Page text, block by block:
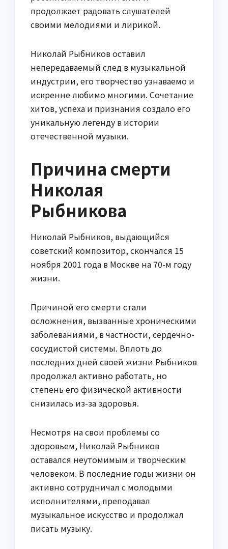
продолжает радовать слушателей
своими мелодиями и лирикой.
Николай Рыбников оставил
непередаваемый след в музыкальной
индустрии, его творчество узнаваемо и
искренне любимо многими. Сочетание
хитов, успеха и признания создало его
уникальную легенду в истории
отечественной музыки.
Причина смерти
Николая
Рыбникова
Николай Рыбников, выдающийся
советский композитор, скончался 15
ноября 2001 года в Москве на 70-м году
жизни.
Причиной его смерти стали
осложнения, вызванные хроническими
заболеваниями, в частности, сердечно-
сосудистой системы. Вплоть до
последних дней своей жизни Рыбников
продолжал активно работать, но
степень его физической активности
снизилась из-за здоровья.
Несмотря на свои проблемы со
здоровьем, Николай Рыбников
оставался неутомимым и творческим
человеком. В последние годы жизни он
активно сотрудничал с молодыми
исполнителями, преподавал
музыкальное искусство и продолжал
писать музыку.